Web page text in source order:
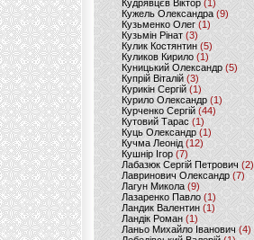
Кудрявцєв Віктор (1)
Кужель Олександра (9)
Кузьменко Олег (1)
Кузьмін Рінат(3)
Кулик Костянтин(5)
Куликов Кирило (1)
Куницький Олександр (5)
Купрій Віталій (3)
Курикін Сергій(1)
Курило Олександр (1)
Курченко Сергій (44)
Кутовий Тарас (1)
Куць Олександр (1)
Кучма Леонід (12)
Кушнір Ігор(7)
Лабазюк Сергій Петрович (2)
Лавринович Олександр(7)
Лагун Микола(9)
Лазаренко Павло (1)
Ландик Валентин (1)
Ландік Роман (1)
Ланьо Михайло Іванович(4)